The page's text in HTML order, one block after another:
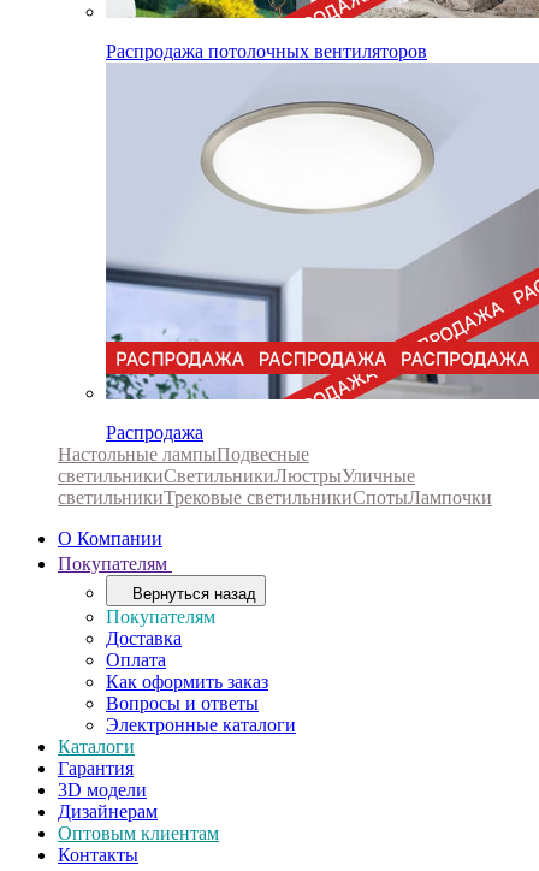
Распродажа потолочных вентиляторов
Распродажа
Настольные лампыПодвесные
светильникиСветильникиЛюстрыУличные
светильникиТрековые светильникиСпотыЛампочки
О Компании
Покупателям
Вернуться назад
Покупателям
Доставка
Оплата
Как оформить заказ
Вопросы и ответы
Электронные каталоги
Каталоги
Гарантия
3D модели
Дизайнерам
Оптовым клиентам
Контакты